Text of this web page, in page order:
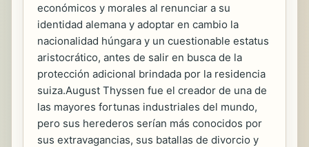
económicos y morales al renunciar a su
identidad alemana y adoptar en cambio la
nacionalidad húngara y un cuestionable estatus
aristocrático, antes de salir en busca de la
protección adicional brindada por la residencia
suiza.August Thyssen fue el creador de una de
las mayores fortunas industriales del mundo,
pero sus herederos serían más conocidos por
sus extravagancias, sus batallas de divorcio y